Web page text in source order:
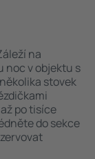
na
noc v objektu s
stovek
po tisíce
do sekce